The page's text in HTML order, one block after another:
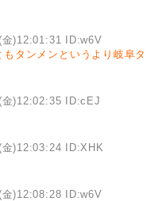
)12:01:31 ID:w6V
もタンメンというより岐阜タ
)12:02:35 ID:cEJ
)12:03:24 ID:XHK
)12:08:28 ID:w6V